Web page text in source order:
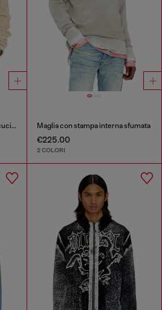
Maglione in misto alpaca con cuciture effetto spray Maglia con stampa interna sfumata
€225.00
2 COLORI